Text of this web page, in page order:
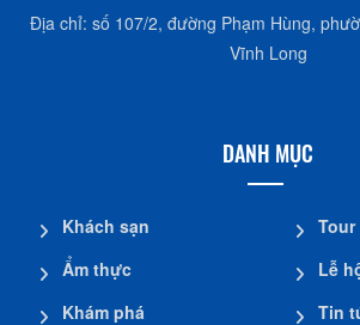
Địa chỉ: số 107/2, đường Phạm Hùng,
Vĩnh Long
DANH MỤC
Khách sạn
Ẩm thực
Khám phá
Tour
Lễ
Tin